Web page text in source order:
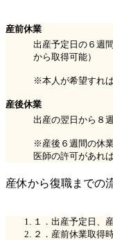
産前休業
出産予定日の６週
から取得可能）
※本人が希望すれ
産後休業
出産の翌日から８
※産後６週間の休
医師の許可があれ
産休から復職までの
１．出産予定日、
２．産前休業取得